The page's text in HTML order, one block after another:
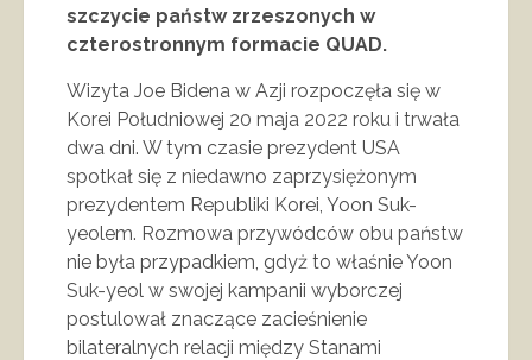
szczycie państw zrzeszonych w
czterostronnym formacie QUAD.
Wizyta Joe Bidena w Azji rozpoczęła się w
Korei Południowej 20 maja 2022 roku i trwała
dwa dni. W tym czasie prezydent USA
spotkał się z niedawno zaprzysiężonym
prezydentem Republiki Korei, Yoon Suk-
yeolem. Rozmowa przywódców obu państw
nie była przypadkiem, gdyż to właśnie Yoon
Suk-yeol w swojej kampanii wyborczej
postulował znaczące zacieśnienie
bilateralnych relacji między Stanami